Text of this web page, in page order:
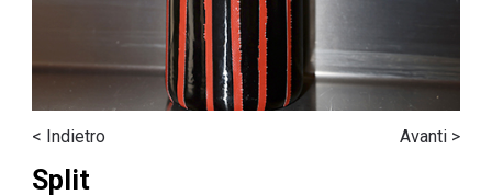
< Indietro Avanti >
Split